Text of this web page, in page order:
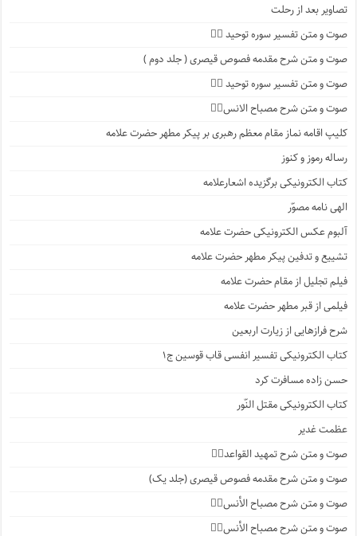
تصاویر بعد از رحلت
صوت و متن تفسیر سوره توحید ۲️⃣
صوت و متن شرح مقدمه فصوص قیصری ( جلد دوم )
صوت و متن تفسیر سوره توحید ۱️⃣
صوت و متن شرح مصباح الانس۸⃣
کلیپ اقامه نماز مقام معظم رهبری بر پیکر مطهر حضرت علامه
رساله رموز و کنوز
کتاب الکترونیکی برگزیده اشعارعلامه
الهی نامه مصوّر
آلبوم عکس الکترونیکی حضرت علامه
تشییع و تدفین پیکر مطهر حضرت علامه
فیلم تجلیل از مقام حضرت علامه
فیلمی از قبر مطهر حضرت علامه
شرح فرازهایی از زیارت اربعین
کتاب الکترونیکی تفسیر انفسی قاب قوسین ج۱
حسن زاده مسافرت کرد
کتاب الکترونیکی مقتل النّور
عظمت غدیر
صوت و متن شرح تمهید القواعد۱️⃣
صوت و متن شرح مقدمه فصوص قیصری (جلد یک)
صوت و متن شرح مصباح الأنس۷️⃣
صوت و متن شرح مصباح الأنس۶️⃣